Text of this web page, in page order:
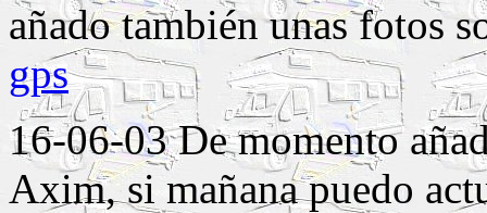
añado también unas fotos
gps
16-06-03 De momento
Axim, si mañana puedo